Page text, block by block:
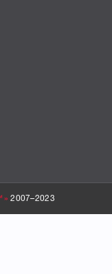
2007–2023